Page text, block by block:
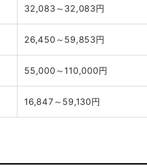
32,083～32,083円
26,450～59,853円
55,000～110,000円
16,847～59,130円